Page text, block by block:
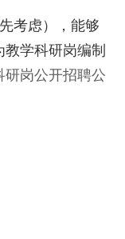
考虑），能够
学科研岗编制
研岗公开招聘公